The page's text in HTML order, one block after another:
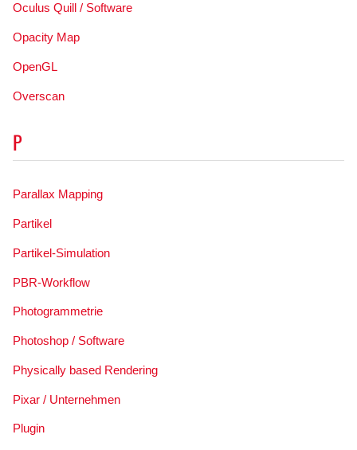
Oculus Quill / Software
Opacity Map
OpenGL
Overscan
P
Parallax Mapping
Partikel
Partikel-Simulation
PBR-Workflow
Photogrammetrie
Photoshop / Software
Physically based Rendering
Pixar / Unternehmen
Plugin